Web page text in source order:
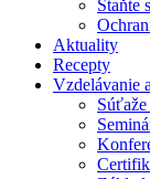
Staňte
Aktuality
Recepty
Vzdelávanie